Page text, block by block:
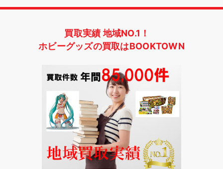
買取実績 地域NO.1！
ホビーグッズの買取はBOOKTOWN